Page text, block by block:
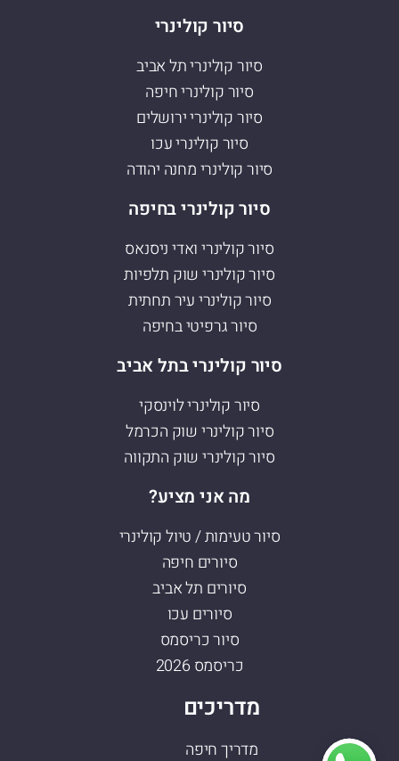
סיור קולינרי
סיור קולינרי תל אביב
סיור קולינרי חיפה
סיור קולינרי ירושלים
סיור קולינרי עכו
סיור קולינרי מחנה יהודה
סיור קולינרי בחיפה
סיור קולינרי ואדי ניסנאס
סיור קולינרי שוק תלפיות
סיור קולינרי עיר תחתית
סיור גרפיטי בחיפה
סיור קולינרי בתל אביב
סיור קולינרי לוינסקי
סיור קולינרי שוק הכרמל
סיור קולינרי שוק התקווה
מה אני מציע?
סיור טעימות / טיול קולינרי
סיורים חיפה
סיורים תל אביב
סיורים עכו
סיור כריסמס
כריסמס 2026
מדריכים
מדריך חיפה